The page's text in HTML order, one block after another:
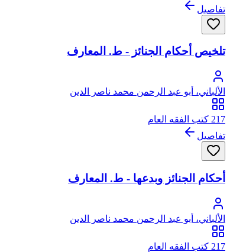
تفاصيل
تلخيص أحكام الجنائز - ط. المعارف
الألباني، أبو عبد الرحمن محمد ناصر الدين
217 كتب الفقه العام
تفاصيل
أحكام الجنائز وبدعها - ط. المعارف
الألباني، أبو عبد الرحمن محمد ناصر الدين
217 كتب الفقه العام